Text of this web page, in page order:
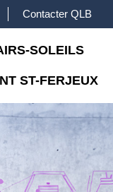
Contacter QLB
SOLEILS
ST-FERJEUX